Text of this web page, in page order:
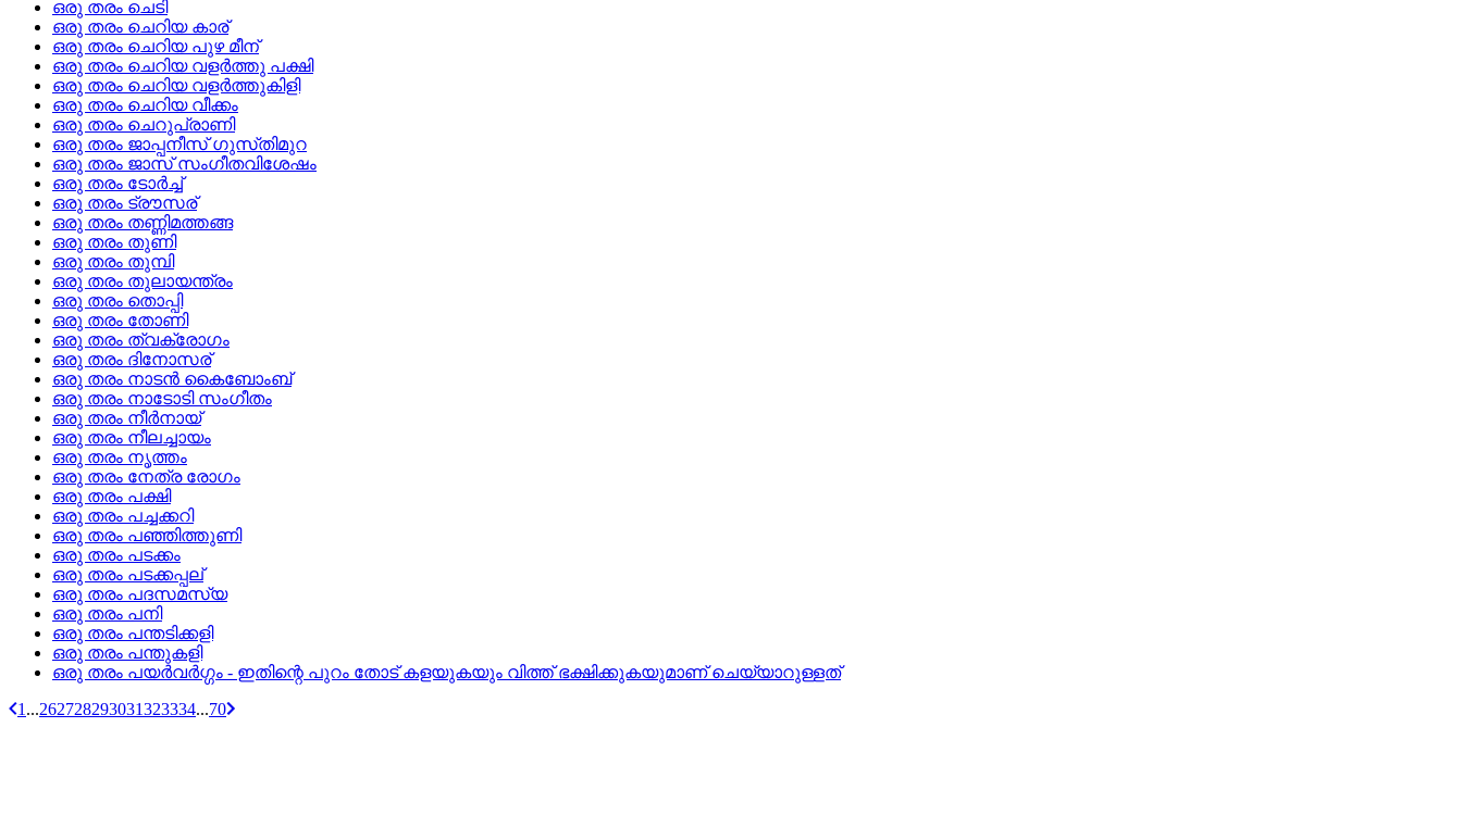
ഒരു തരം ചെടി
ഒരു തരം ചെറിയ കാര്
ഒരു തരം ചെറിയ പുഴ മീന്
ഒരു തരം ചെറിയ വളര്‍ത്തു പക്ഷി
ഒരു തരം ചെറിയ വളര്‍ത്തുകിളി
ഒരു തരം ചെറിയ വീക്കം
ഒരു തരം ചെറുപ്രാണി
ഒരു തരം ജാപ്പനീസ്‌ ഗുസ്‌തിമുറ
ഒരു തരം ജാസ്‌ സംഗീതവിശേഷം
ഒരു തരം ടോര്‍ച്ച്
ഒരു തരം ട്രൗസര്
ഒരു തരം തണ്ണിമത്തങ്ങ
ഒരു തരം തുണി
ഒരു തരം തുമ്പി
ഒരു തരം തുലായന്ത്രം
ഒരു തരം തൊപ്പി
ഒരു തരം തോണി
ഒരു തരം ത്വക്‌രോഗം
ഒരു തരം ദിനോസര്
ഒരു തരം നാടന്‍ കൈബോംബ്
ഒരു തരം നാടോടി സംഗീതം
ഒരു തരം നീര്‍നായ്
ഒരു തരം നീലച്ചായം
ഒരു തരം നൃത്തം
ഒരു തരം നേത്ര രോഗം
ഒരു തരം പക്ഷി
ഒരു തരം പച്ചക്കറി
ഒരു തരം പഞ്ഞിത്തുണി
ഒരു തരം പടക്കം
ഒരു തരം പടക്കപ്പല്
ഒരു തരം പദസമസ്യ
ഒരു തരം പനി
ഒരു തരം പന്തടിക്കളി
ഒരു തരം പന്തുകളി
ഒരു തരം പയര്‍വര്‍ഗ്ഗം - ഇതിന്റെ പുറം തോട്‌ കളയുകയും വിത്ത്‌ ഭക്ഷിക്കുകയുമാണ്‌ ചെയ്യാറുള്ളത്
1 ...262728293031323334...70